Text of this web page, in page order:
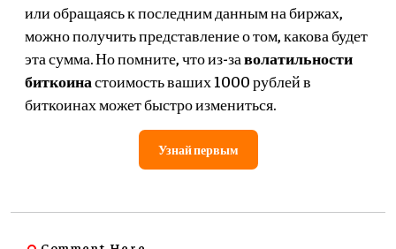
или обращаясь к последним данным на биржах,
можно получить представление о том, какова будет
эта сумма. Но помните, что из-заволатильности
биткоинастоимость ваших 1000 рублей в
биткоинах может быстро измениться.
Узнай первым